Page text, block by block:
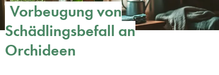
Vorbeugung von
Schädlingsbefall an
Orchideen